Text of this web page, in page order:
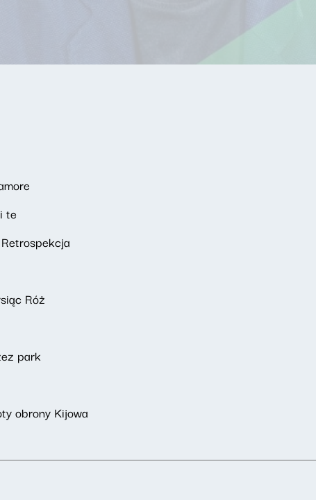
te
Róż
park
obrony Kijowa